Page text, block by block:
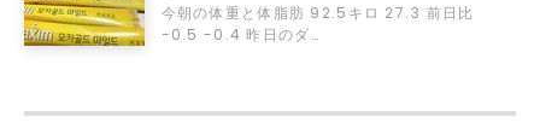
今朝の体重と体脂肪 92.5キロ 27.3 前日比
-0.5 -0.4 昨日のダ…